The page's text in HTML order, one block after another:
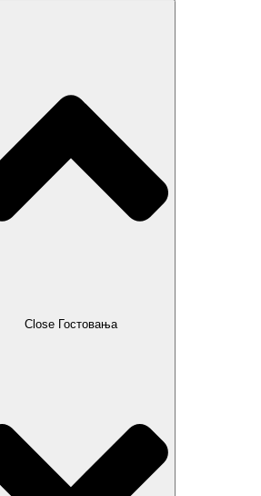
Close Гостовања